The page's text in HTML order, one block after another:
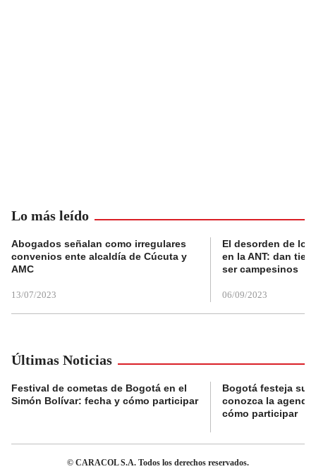
Lo más leído
Abogados señalan como irregulares
convenios ente alcaldía de Cúcuta y
AMC
13/07/2023
El desorden de
en la ANT: dan
ser campesinos
06/09/2023
Últimas Noticias
Festival de cometas de Bogotá en el
Simón Bolívar: fecha y cómo participar
Bogotá festeja su
conozca la
cómo participar
© CARACOL S.A. Todos los derechos reservados.